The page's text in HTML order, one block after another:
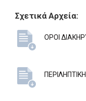
Σχετικά Αρχεία:
ΟΡΟΙ